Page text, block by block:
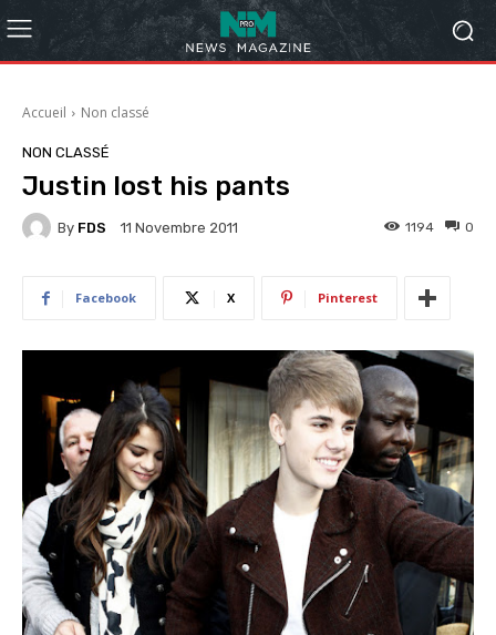
Accueil Non classé
NON CLASSÉ
Justin lost his pants
By FDS 11 Novembre 2011 0
1194
Facebook X Pinterest